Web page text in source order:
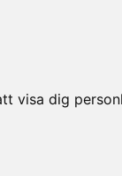
visa dig